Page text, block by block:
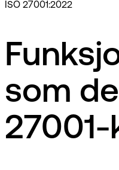
ISO 27001:2022
som